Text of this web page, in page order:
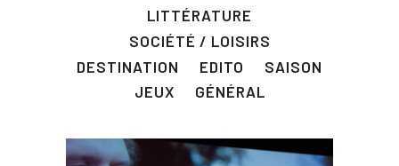
LITTÉRATURE
SOCIÉTÉ / LOISIRS
DESTINATION
EDITO
SAISON
JEUX
GÉNÉRAL